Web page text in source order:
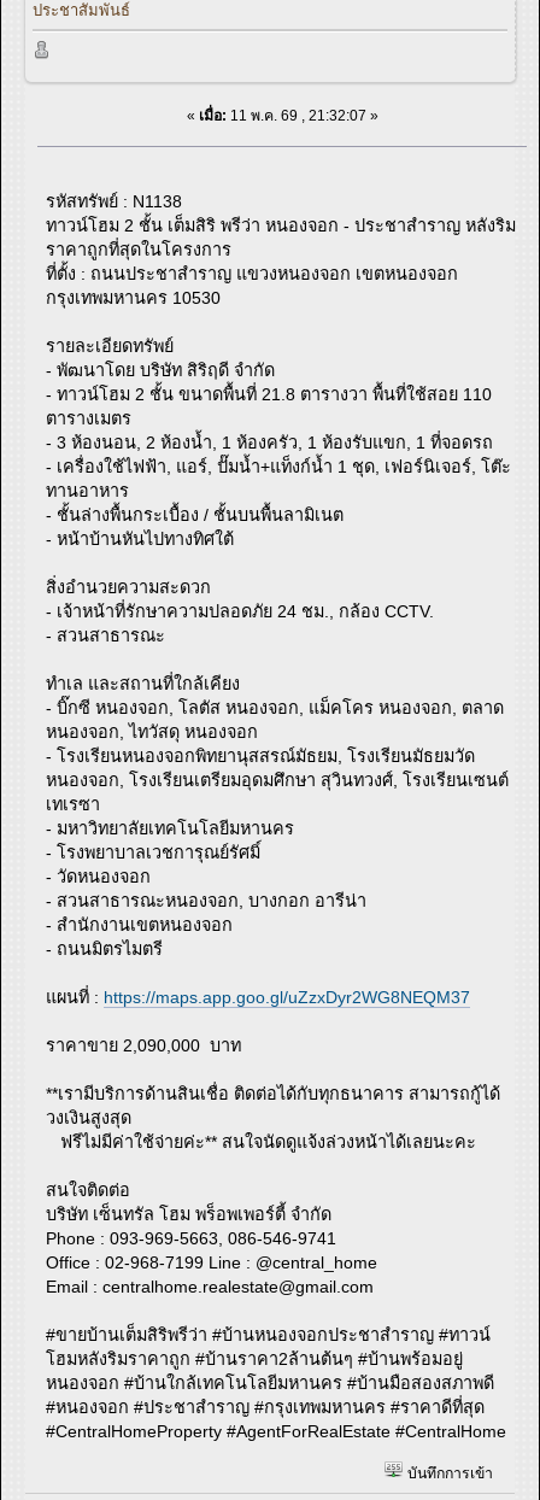
ประชาสัมพันธ์
« เมื่อ: 11 พ.ค. 69 , 21:32:07 »
รหัสทรัพย์ : N1138
ทาวน์โฮม 2 ชั้น เต็มสิริ พรีว่า หนองจอก - ประชาสำราญ หลังริม
ราคาถูกที่สุดในโครงการ
ที่ตั้ง : ถนนประชาสำราญ แขวงหนองจอก เขตหนองจอก
กรุงเทพมหานคร 10530
รายละเอียดทรัพย์
- พัฒนาโดย บริษัท สิริฤดี จำกัด
- ทาวน์โฮม 2 ชั้น ขนาดพื้นที่ 21.8 ตารางวา พื้นที่ใช้สอย 110
ตารางเมตร
- 3 ห้องนอน, 2 ห้องน้ำ, 1 ห้องครัว, 1 ห้องรับแขก, 1 ที่จอดรถ
- เครื่องใช้ไฟฟ้า, แอร์, ปั๊มน้ำ+แท็งก์น้ำ 1 ชุด, เฟอร์นิเจอร์, โต๊ะ
ทานอาหาร
- ชั้นล่างพื้นกระเบื้อง / ชั้นบนพื้นลามิเนต
- หน้าบ้านหันไปทางทิศใต้
สิ่งอำนวยความสะดวก
- เจ้าหน้าที่รักษาความปลอดภัย 24 ชม., กล้อง CCTV.
- สวนสาธารณะ
ทำเล และสถานที่ใกล้เคียง
- บิ๊กซี หนองจอก, โลตัส หนองจอก, แม็คโคร หนองจอก, ตลาด
หนองจอก, ไทวัสดุ หนองจอก
- โรงเรียนหนองจอกพิทยานุสสรณ์มัธยม, โรงเรียนมัธยมวัด
หนองจอก, โรงเรียนเตรียมอุดมศึกษา สุวินทวงศ์, โรงเรียนเซนต์
เทเรซา
- มหาวิทยาลัยเทคโนโลยีมหานคร
- โรงพยาบาลเวชการุณย์รัศมิ์
- วัดหนองจอก
- สวนสาธารณะหนองจอก, บางกอก อารีน่า
- สำนักงานเขตหนองจอก
- ถนนมิตรไมตรี
แผนที่ : https://maps.app.goo.gl/uZzxDyr2WG8NEQM37
ราคาขาย 2,090,000 บาท
**เรามีบริการด้านสินเชื่อ ติดต่อได้กับทุกธนาคาร สามารถกู้ได้
วงเงินสูงสุด
ฟรีไม่มีค่าใช้จ่ายค่ะ** สนใจนัดดูแจ้งล่วงหน้าได้เลยนะคะ
​​​​​​​สนใจติดต่อ
บริษัท เซ็นทรัล โฮม พร็อพเพอร์ตี้ จำกัด
Phone : 093-969-5663, 086-546-9741
Office : 02-968-7199 Line : @central_home
​​​​​​​Email :centralhome.realestate@gmail.com
#ขายบ้านเต็มสิริพรีว่า #บ้านหนองจอกประชาสำราญ #ทาวน์
โฮมหลังริมราคาถูก #บ้านราคา2ล้านต้นๆ #บ้านพร้อมอยู่
หนองจอก #บ้านใกล้เทคโนโลยีมหานคร #บ้านมือสองสภาพดี
#หนองจอก #ประชาสำราญ #กรุงเทพมหานคร #ราคาดีที่สุด
#CentralHomeProperty #AgentForRealEstate #CentralHome
บันทึกการเข้า